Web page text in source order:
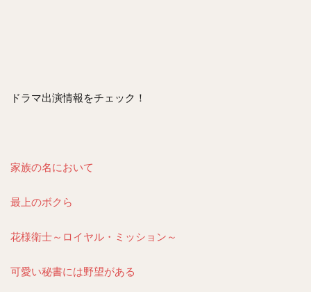
ドラマ出演情報をチェック！
家族の名において
最上のボクら
花様衛士～ロイヤル・ミッション～
可愛い秘書には野望がある